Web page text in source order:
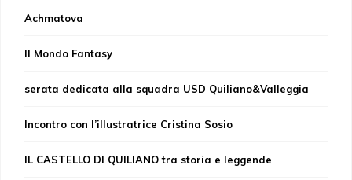
Achmatova
Il Mondo Fantasy
serata dedicata alla squadra USD Quiliano&Valleggia
Incontro con l’illustratrice Cristina Sosio
IL CASTELLO DI QUILIANO tra storia e leggende